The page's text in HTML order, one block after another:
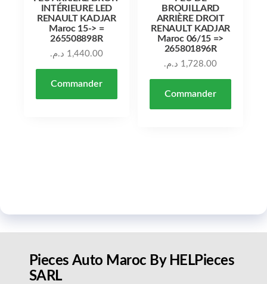
INTÉRIEURE LED
RENAULT KADJAR
Maroc 15-> =
265508898R
1,440.00 د.م.
Commander
BROUILLARD
ARRIÈRE DROIT
RENAULT KADJAR
Maroc 06/15 =>
265801896R
1,728.00 د.م.
Commander
Pieces Auto Maroc By HELPieces
SARL